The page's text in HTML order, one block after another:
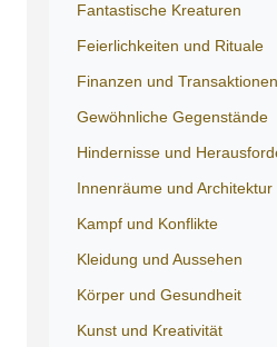
Fantastische Kreaturen
Feierlichkeiten und Rituale
Finanzen und Transaktionen
Gewöhnliche Gegenstände
Hindernisse und
Innenräume und Architektur
Kampf und Konflikte
Kleidung und Aussehen
Körper und Gesundheit
Kunst und Kreativität